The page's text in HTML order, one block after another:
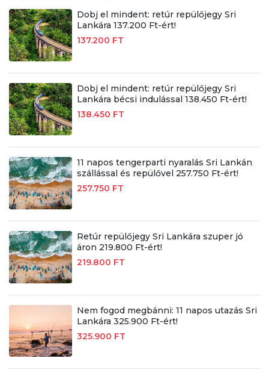
Dobj el mindent: retúr repülőjegy Sri
Lankára 137.200 Ft-ért!
137.200 FT
Dobj el mindent: retúr repülőjegy Sri
Lankára bécsi indulással 138.450 Ft-ért!
138.450 FT
11 napos tengerparti nyaralás Sri Lankán
szállással és repülővel 257.750 Ft-ért!
257.750 FT
Retúr repülőjegy Sri Lankára szuper jó
áron 219.800 Ft-ért!
219.800 FT
Nem fogod megbánni: 11 napos utazás Sri
Lankára 325.900 Ft-ért!
325.900 FT